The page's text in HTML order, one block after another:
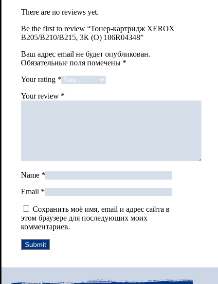
There are no reviews yet.
Be the first to review “Тонер-картридж XEROX
B205/B210/B215, 3К (О) 106R04348”
Ваш адрес email не будет опубликован.
Обязательные поля помечены *
Your rating *
Your review *
Name *
Email *
Сохранить моё имя, email и адрес сайта в
этом браузере для последующих моих
комментариев.